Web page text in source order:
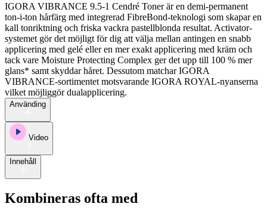
IGORA VIBRANCE 9.5-1 Cendré Toner är en demi-permanent
ton-i-ton hårfärg med integrerad FibreBond-teknologi som skapar en
kall tonriktning och friska vackra pastellblonda resultat. Activator-
systemet gör det möjligt för dig att välja mellan antingen en snabb
applicering med gelé eller en mer exakt applicering med kräm och
tack vare Moisture Protecting Complex ger det upp till 100 % mer
glans* samt skyddar håret. Dessutom matchar IGORA
VIBRANCE-sortimentet motsvarande IGORA ROYAL-nyanserna
vilket möjliggör dualapplicering.
Använding
Video
Innehåll
Kombineras ofta med